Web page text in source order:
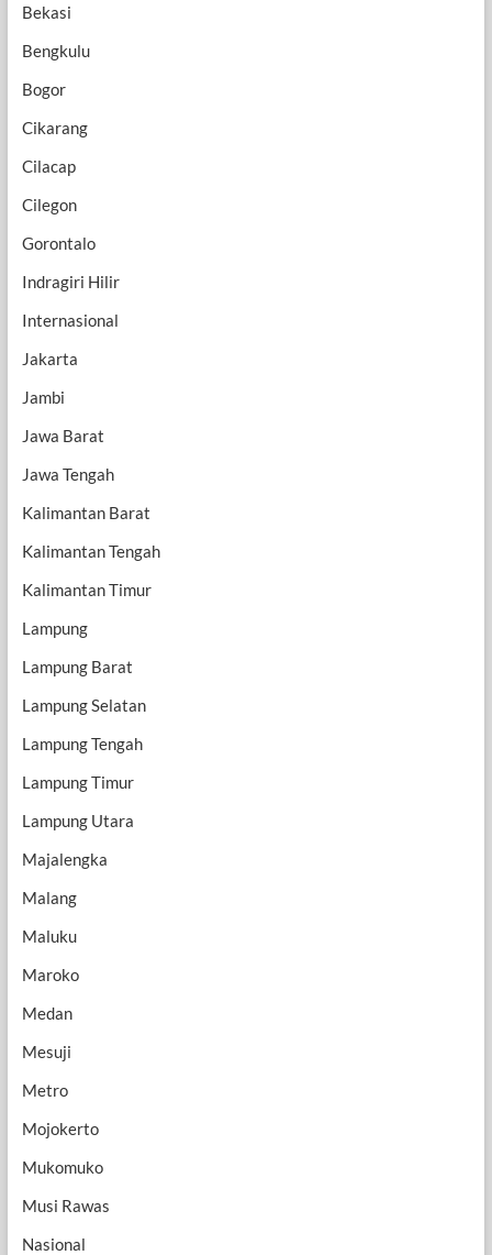
Bekasi
Bengkulu
Bogor
Cikarang
Cilacap
Cilegon
Gorontalo
Indragiri Hilir
Internasional
Jakarta
Jambi
Jawa Barat
Jawa Tengah
Kalimantan Barat
Kalimantan Tengah
Kalimantan Timur
Lampung
Lampung Barat
Lampung Selatan
Lampung Tengah
Lampung Timur
Lampung Utara
Majalengka
Malang
Maluku
Maroko
Medan
Mesuji
Metro
Mojokerto
Mukomuko
Musi Rawas
Nasional